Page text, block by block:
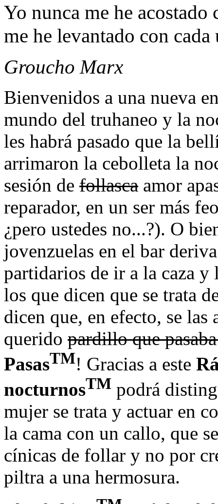
Yo nunca me he
me he levantado con cada
Groucho Marx
Bienvenidos a una nueva
mundo del truhaneo y la
les habrá pasado que la
arrimaron la cebolleta la
sesión de follasca amor
reparador, en un ser más
¿pero ustedes no...?). O
jovenzuelas en el bar
partidarios de ir a la caza y
los que dicen que se trata
dicen que, en efecto, se
querido pardillo que
PasasTM! Gracias a este
nocturnosTM podrá
mujer se trata y actuar en
la cama con un callo, que
cínicas de follar y no por
piltra a una hermosura.